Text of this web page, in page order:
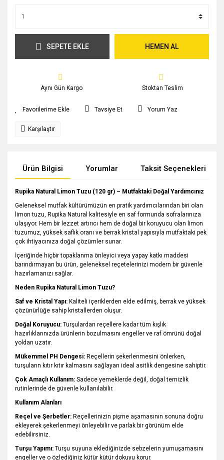
SEPETE EKLE HEMEN AL
Aynı Gün Kargo Stoktan Teslim
Tavsiye Et Yorum Yaz
Karşılaştır
Ürün Bilgisi Yorumlar Taksit Seçenekleri
Rupika Natural Limon Tuzu (120 gr) – Mutfaktaki Doğal Yardımcınız
Geleneksel mutfak kültürümüzün en pratik yardımcılarından biri olan
limon tuzu, Rupika Natural kalitesiyle en saf formunda sofralarınıza
ulaşıyor. Hem bir lezzet artırıcı hem de doğal bir koruyucu olan limon
tuzumuz, yüksek saflık oranı ve berrak kristal yapısıyla mutfaktaki pek
çok ihtiyacınıza doğal çözümler sunar.
İçeriğinde hiçbir topaklanma önleyici veya yapay katkı maddesi
barındırmayan bu ürün, geleneksel reçetelerinizi modern bir güvenle
hazırlamanızı sağlar.
Neden Rupika Natural Limon Tuzu?
Saf ve Kristal Yapı: Kaliteli içeriklerden elde edilmiş, berrak ve yüksek
çözünürlüğe sahip kristallerden oluşur.
Doğal Koruyucu: Turşulardan reçellere kadar tüm kışlık
hazırlıklarınızda ürünlerin bozulmasını engeller ve raf ömrünü doğal
yoldan uzatır.
Mükemmel PH Dengesi: Reçellerin şekerlenmesini önlerken,
turşuların kıtır kıtır kalmasını sağlayan ideal asitlik dengesine sahiptir.
Çok Amaçlı Kullanım: Sadece yemeklerde değil, doğal temizlik
rutinlerinde de güvenle kullanılabilir.
Kullanım Alanları
Reçel ve Şerbetler: Reçellerinizin pişme aşamasının sonuna doğru
ekleyerek şekerlenmeyi önleyebilir ve parlak bir görünüm elde
edebilirsiniz.
Turşu Yapımı: Turşu suyuna eklediğinizde sebzelerin yumuşamasını
engeller ve o özlediğiniz kütür kütür dokuyu korur.